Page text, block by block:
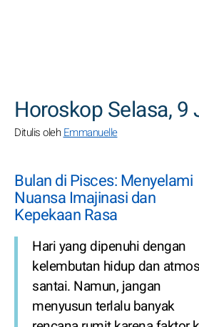
Horoskop Selasa,
Ditulis olehEmmanuelle
Bulan di Pisces: Menyelami
Nuansa Imajinasi dan
Kepekaan Rasa
Hari yang dipenuhi dengan
kelembutan hidup dan
santai. Namun, jangan
menyusun terlalu banyak